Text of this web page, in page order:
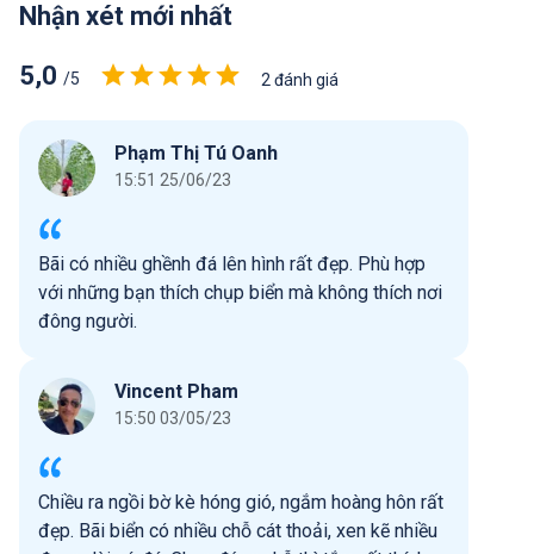
Nhận xét mới nhất
5,0 /5 2 đánh giá
Phạm Thị Tú Oanh
15:51 25/06/23
Bãi có nhiều ghềnh đá lên hình rất đẹp. Phù hợp
với những bạn thích chụp biển mà không thích nơi
đông người.
Vincent Pham
15:50 03/05/23
Chiều ra ngồi bờ kè hóng gió, ngắm hoàng hôn rất
đẹp. Bãi biển có nhiều chỗ cát thoải, xen kẽ nhiều